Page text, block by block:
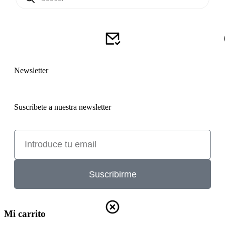
Newsletter
Suscríbete a nuestra newsletter
Suscribirme
Mi carrito